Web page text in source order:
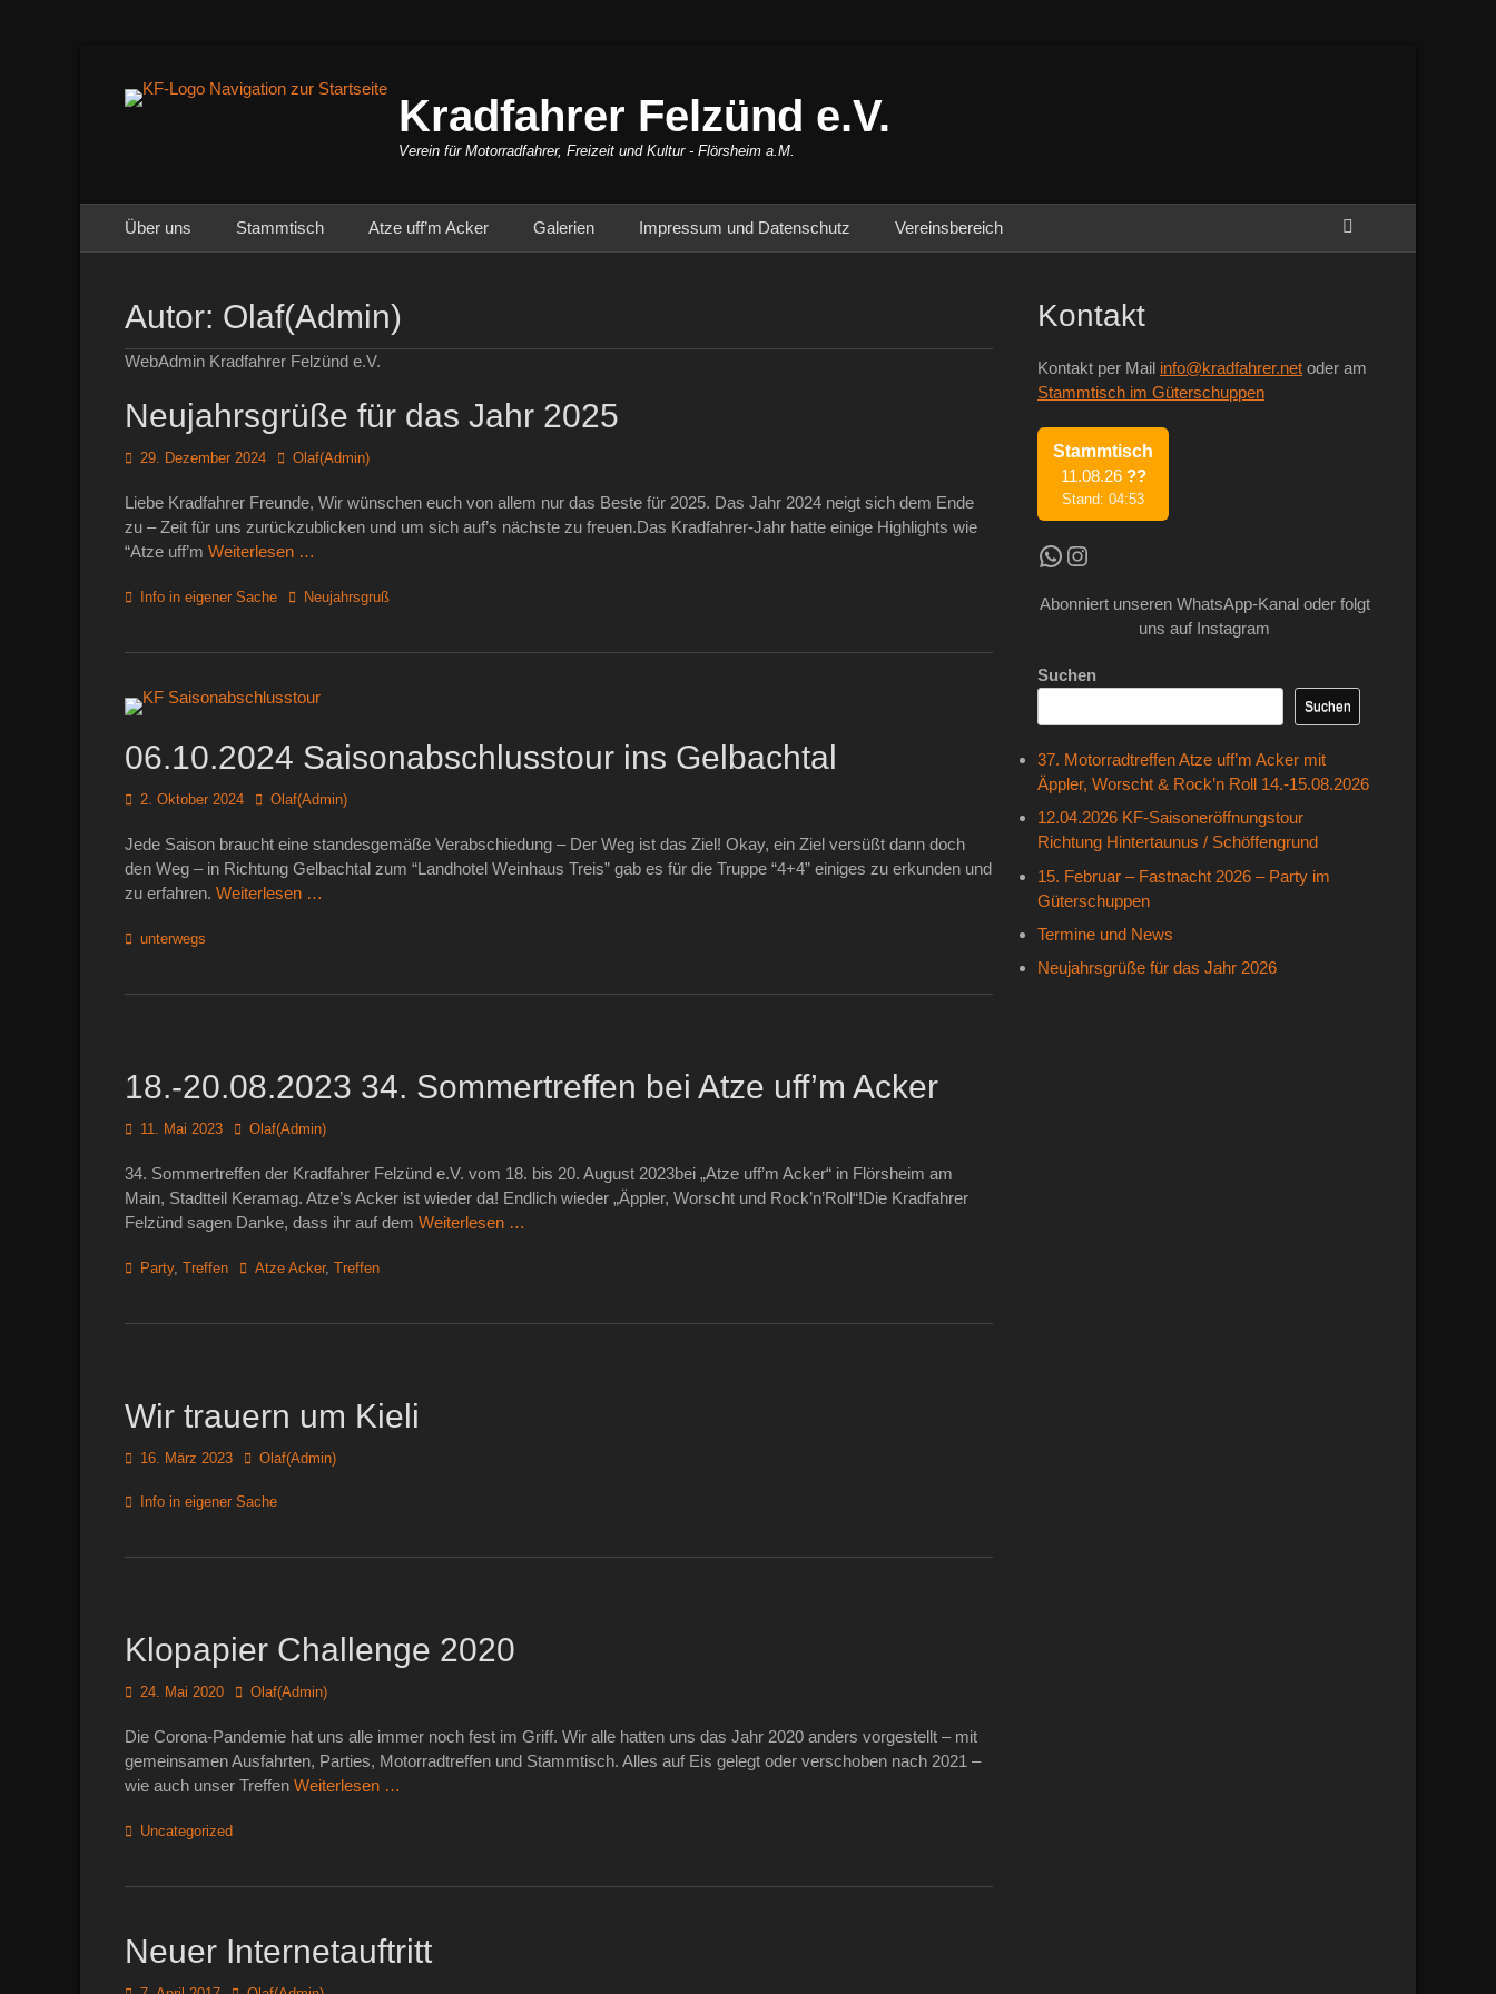
Kradfahrer Felzünd e.V.
Verein für Motorradfahrer, Freizeit und Kultur - Flörsheim a.M.
Primäres Menü
Zum
Inhalt
Über uns Stammtisch Atze uff’m Acker Galerien Impressum und Datenschutz Vereinsbereich
Autor: Olaf(Admin)
WebAdmin Kradfahrer Felzünd e.V.
Neujahrsgrüße für das Jahr 2025
Posted
29. Dezember 2024 AutorOlaf(Admin)
Liebe Kradfahrer Freunde, Wir wünschen euch von allem nur das Beste für 2025. Das Jahr 2024 neigt sich dem Ende
zu – Zeit für uns zurückzublicken und um sich auf’s nächste zu freuen.Das Kradfahrer-Jahr hatte einige Highlights wie
“Atze uff’m Weiterlesen …
Kategorien
Info in eigener Sache Schlagworte
Neujahrsgruß
06.10.2024 Saisonabschlusstour ins Gelbachtal
Posted
2. Oktober 2024 AutorOlaf(Admin)
Jede Saison braucht eine standesgemäße Verabschiedung – Der Weg ist das Ziel! Okay, ein Ziel versüßt dann doch
den Weg – in Richtung Gelbachtal zum “Landhotel Weinhaus Treis” gab es für die Truppe “4+4” einiges zu erkunden und
zu erfahren. Weiterlesen …
Kategorien
unterwegs
18.-20.08.2023 34. Sommertreffen bei Atze uff’m Acker
Posted
11. Mai 2023 AutorOlaf(Admin)
34. Sommertreffen der Kradfahrer Felzünd e.V. vom 18. bis 20. August 2023bei „Atze uff’m Acker“ in Flörsheim am
Main, Stadtteil Keramag. Atze’s Acker ist wieder da! Endlich wieder „Äppler, Worscht und Rock’n’Roll“!Die Kradfahrer
Felzünd sagen Danke, dass ihr auf dem Weiterlesen …
Kategorien
Party, Treffen Schlagworte
Atze Acker, Treffen
Wir trauern um Kieli
Posted
16. März 2023 AutorOlaf(Admin)
Kategorien
Info in eigener Sache
Klopapier Challenge 2020
Posted
24. Mai 2020 AutorOlaf(Admin)
Die Corona-Pandemie hat uns alle immer noch fest im Griff. Wir alle hatten uns das Jahr 2020 anders vorgestellt – mit
gemeinsamen Ausfahrten, Parties, Motorradtreffen und Stammtisch. Alles auf Eis gelegt oder verschoben nach 2021 –
wie auch unser Treffen Weiterlesen …
Kategorien
Uncategorized
Neuer Internetauftritt
Kontakt
Kontakt per Mail info@kradfahrer.net oder am
Stammtisch im Güterschuppen
Stammtisch
11.08.26 ??
Stand: 04:53
Kradfahrer WhatsApp KanalInstagram
Abonniert unseren WhatsApp-Kanal oder folgt
uns auf Instagram
Suchen
Suchen
37. Motorradtreffen Atze uff’m Acker mit
Äppler, Worscht & Rock’n Roll 14.-15.08.2026
12.04.2026 KF-Saisoneröffnungstour
Richtung Hintertaunus / Schöffengrund
15. Februar – Fastnacht 2026 – Party im
Güterschuppen
Termine und News
Neujahrsgrüße für das Jahr 2026